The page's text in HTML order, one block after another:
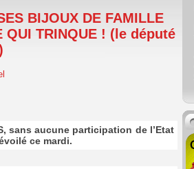
BIJOUX DE FAMILLE
QUI TRINQUE ! (le député
sans aucune participation de l’Etat
ce mardi.